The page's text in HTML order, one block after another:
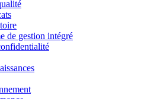
de gestion intégré